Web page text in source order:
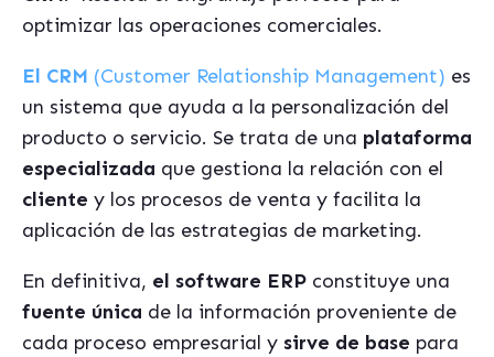
optimizar las operaciones comerciales.
El CRM (Customer Relationship Management) es
un sistema que ayuda a la personalización del
producto o servicio. Se trata de una plataforma
especializada que gestiona la relación con el
cliente y los procesos de venta y facilita la
aplicación de las estrategias de marketing.
En definitiva, el software ERP constituye una
fuente única de la información proveniente de
cada proceso empresarial y sirve de base para